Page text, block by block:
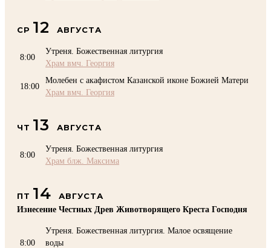
СР 12 АВГУСТА
8:00
Утреня. Божественная литургия
Храм вмч. Георгия
18:00
Молебен с акафистом Казанской иконе Божией Матери
Храм вмч. Георгия
ЧТ 13 АВГУСТА
8:00
Утреня. Божественная литургия
Храм блж. Максима
ПТ 14
АВГУСТА
Изнесение Честных Древ Животворящего Креста Господня
8:00
Утреня. Божественная литургия. Малое освящение
воды